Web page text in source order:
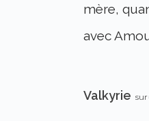
mère,
avec
Valkyrie sur